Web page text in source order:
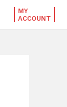
MY
ACCOUNT